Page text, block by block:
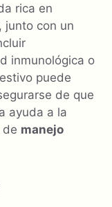
rica en
junto con un
inmunológica o
puede
de que
ayuda a la
de manejo